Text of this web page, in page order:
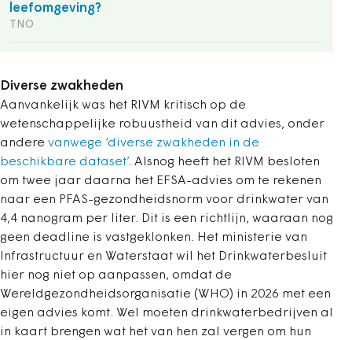
leefomgeving?
TNO
Diverse zwakheden
Aanvankelijk was het RIVM kritisch op de
wetenschappelijke robuustheid van dit advies, onder
andere vanwege ‘diverse zwakheden in de
beschikbare dataset’. Alsnog heeft het RIVM besloten
om twee jaar daarna het EFSA-advies om te rekenen
naar een PFAS-gezondheidsnorm voor drinkwater van
4,4 nanogram per liter. Dit is een richtlijn, waaraan nog
geen deadline is vastgeklonken. Het ministerie van
Infrastructuur en Waterstaat wil het Drinkwaterbesluit
hier nog niet op aanpassen, omdat de
Wereldgezondheidsorganisatie (WHO) in 2026 met een
eigen advies komt. Wel moeten drinkwaterbedrijven al
in kaart brengen wat het van hen zal vergen om hun